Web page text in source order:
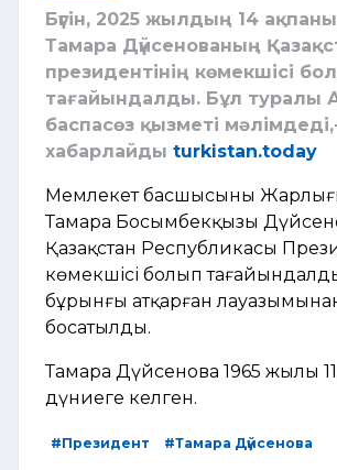
Бүгін, 2025 жылдың 14
Тамара Дүйсенованың
президентінің көмекшісі
тағайындалды. Бұл туралы
баспасөз қызметі
хабарлайды turkistan.today
Мемлекет басшысының
Тамара Босымбекқызы
Қазақстан Республикасы
көмекшісі болып
бұрынғы атқарған
босатылды.
Тамара Дүйсенова 1965 жылы 11
дүниеге келген.
#Президент #Тамара Дүйсенова